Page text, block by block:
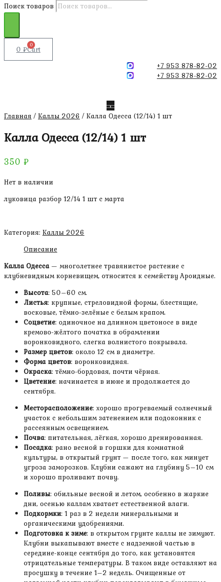
Поиск товаров
0 ₽ 0
Cart
+7 953 878-82-02
+7 953 878-82-02
Главная / Каллы 2026 / Калла Одесса (12/14) 1 шт
Калла Одесса (12/14) 1 шт
350 ₽
Нет в наличии
луковица разбор 12/14 1 шт с марта
Категория: Каллы 2026
Описание
Калла Одесса — многолетнее травянистое растение с
клубневидным корневищем, относится к семейству Ароидные.
Высота: 50–60 см.
Листья: крупные, стреловидной формы, блестящие,
восковые, тёмно-зелёные с белым крапом.
Соцветие: одиночное на длинном цветоносе в виде
кремово-жёлтого початка в обрамлении
воронковидного, слегка волнистого покрывала.
Размер цветов: около 12 см в диаметре.
Форма цветов: воронковидная.
Окраска: тёмно-бордовая, почти чёрная.
Цветение: начинается в июне и продолжается до
сентября.
Месторасположение: хорошо прогреваемый солнечный
участок с небольшим затенением или подоконник с
рассеянным освещением.
Почва: питательная, лёгкая, хорошо дренированная.
Посадка: рано весной в горшки для комнатной
культуры, в открытый грунт — после того, как минует
угроза заморозков. Клубни сажают на глубину 5–10 см
и хорошо проливают почву.
Поливы: обильные весной и летом, особенно в жаркие
дни, осенью каллам хватает естественной влаги.
Подкормки: 1 раз в 2 недели минеральными и
органическими удобрениями.
Подготовка к зиме: в открытом грунте каллы не зимуют.
Клубни выкапывают вместе с надземной частью в
середине-конце сентября до того, как установятся
отрицательные температуры. В таком виде оставляют на
просушку в течение 1–2 недель. Очищенные от